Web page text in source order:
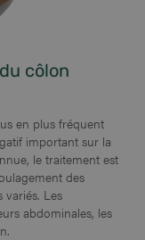
côlon
en plus fréquent
important sur la
le traitement est
des
variés. Les
abdominales, les